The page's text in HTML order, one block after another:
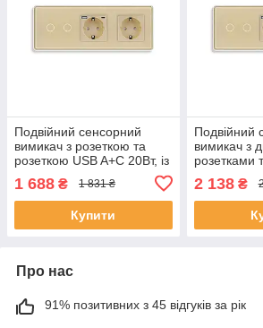
Подвійний сенсорний
вимикач з розеткою та
розеткою USB A+C 20Вт, із
заземленням і шторками
ELIOS золото скло
1 688 ₴ 1 831 ₴
Купити
Подвійний
вимикач з
розетками
шторками
скло
2 138₴
Про нас
91% позитивних з 45 відгуків за рік